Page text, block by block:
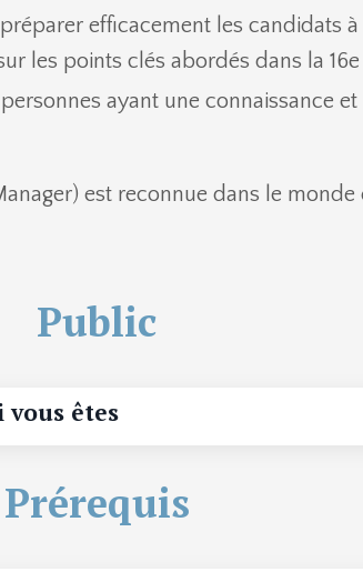
efficacement les candidats à
les points clés abordés dans la
ayant une connaissance
est reconnue dans le monde
Public
êtes
Prérequis